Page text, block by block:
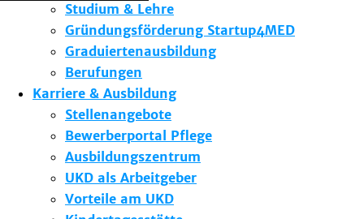
Studium & Lehre
Gründungsförderung Startup4MED
Graduiertenausbildung
Berufungen
Karriere & Ausbildung
Stellenangebote
Bewerberportal Pflege
Ausbildungszentrum
UKD als Arbeitgeber
Vorteile am UKD